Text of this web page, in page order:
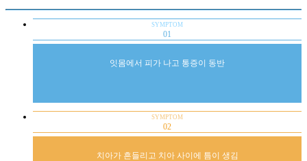
SYMPTOM
01
잇몸에서 피가 나고 통증이 동반
SYMPTOM
02
치아가 흔들리고 치아 사이에 틈이 생김